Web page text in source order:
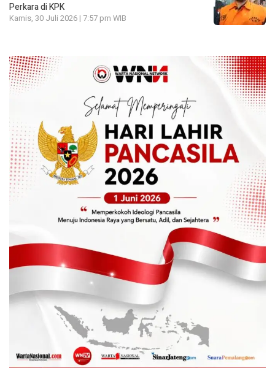
Perkara di KPK
Kamis, 30 Juli 2026 | 7:57 pm WIB